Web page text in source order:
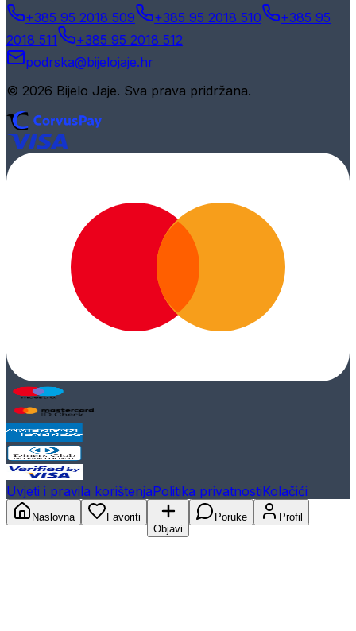
+385 95 2018 509 +385 95 2018 510
+385 95
2018 511
+385 95 2018 512
podrska@bijelojaje.hr
© 2026 Bijelo Jaje. Sva prava pridržana.
Uvjeti i pravila korištenjaPolitika privatnostiKolačići
Naslovna
Favoriti
Objavi
Poruke Profil